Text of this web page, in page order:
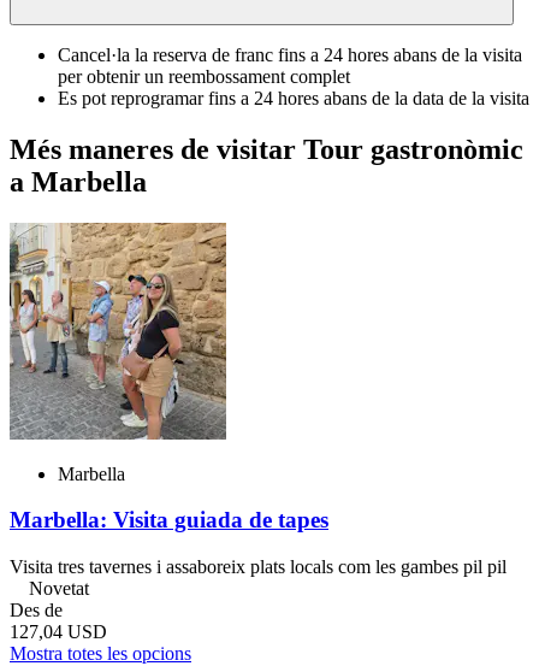
Cancel·la la reserva de franc fins a 24 hores abans de la visita
per obtenir un reembossament complet
Es pot reprogramar fins a 24 hores abans de la data de la visita
Més maneres de visitar Tour gastronòmic
a Marbella
Marbella
Marbella: Visita guiada de tapes
Visita tres tavernes i assaboreix plats locals com les gambes pil pil
Novetat
Des de
127,04 USD
Mostra totes les opcions